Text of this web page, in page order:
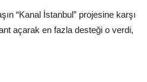
“Kanal İstanbul” projesine karşı
açarak en fazla desteği o verdi,